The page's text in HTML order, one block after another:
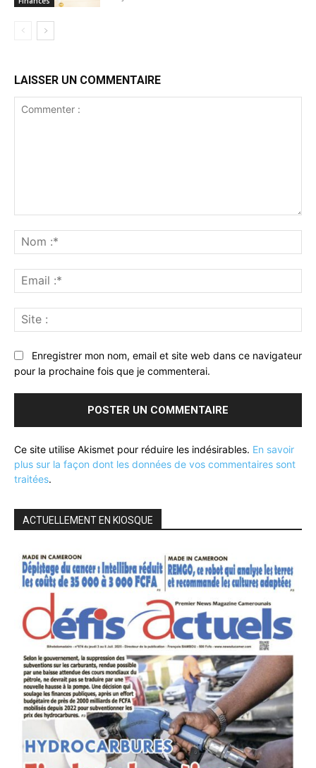
LAISSER UN COMMENTAIRE
:*
:*
:
Enregistrer mon nom, email et site web dans ce navigateur
pour la prochaine fois que je commenterai.
Ce site utilise Akismet pour réduire les indésirables. En savoir
plus sur la façon dont les données de vos commentaires sont
traitées.
ACTUELLEMENT EN KIOSQUE